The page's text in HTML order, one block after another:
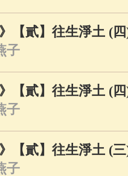
【貳】往生淨土 (
子
【貳】往生淨土 (
子
【貳】往生淨土 (
子